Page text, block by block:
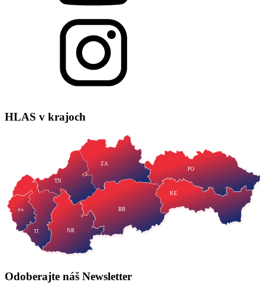
HLAS v krajoch
TT NR
TN
ZA
BB
PO
KE
BA
Odoberajte náš Newsletter